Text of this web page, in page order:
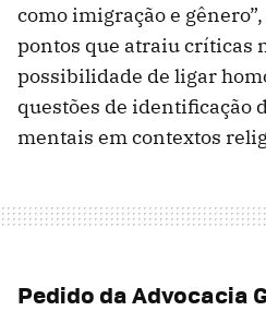
como imigração e
pontos que atraiu críticas
possibilidade de ligar
questões de identificação
mentais em contextos
Pedido da Advocacia